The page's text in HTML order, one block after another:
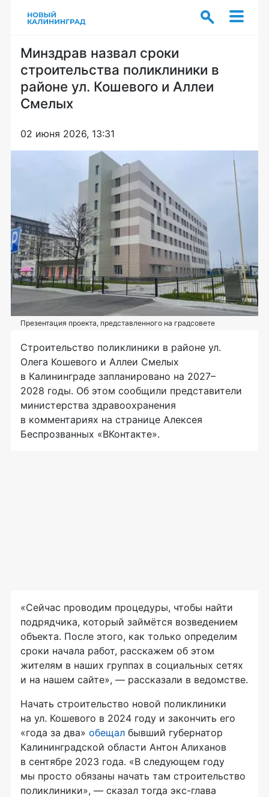
Минздрав назвал сроки
строительства поликлиники в
районе ул. Кошевого и Аллеи
Смелых
02 июня 2026, 13:31
Презентация проекта, представленного на градсовете
Строительство поликлиники в районе ул.
Олега Кошевого и Аллеи Смелых
в Калининграде запланировано на 2027–
2028 годы. Об этом сообщили представители
министерства здравоохранения
в комментариях на странице Алексея
Беспрозванных «ВКонтакте».
«Сейчас проводим процедуры, чтобы найти
подрядчика, который займётся возведением
объекта. После этого, как только определим
сроки начала работ, расскажем об этом
жителям в наших группах в социальных сетях
и на нашем сайте», — рассказали в ведомстве.
Начать строительство новой поликлиники
на ул. Кошевого в 2024 году и закончить его
«года за два» обещал бывший губернатор
Калининградской области Антон Алиханов
в сентябре 2023 года. «В следующем году
мы просто обязаны начать там строительство
поликлиники», — сказал тогда экс-глава